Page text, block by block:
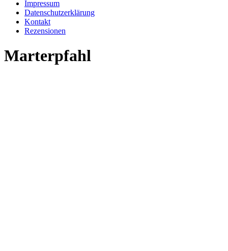
Impressum
Datenschutzerklärung
Kontakt
Rezensionen
Marterpfahl